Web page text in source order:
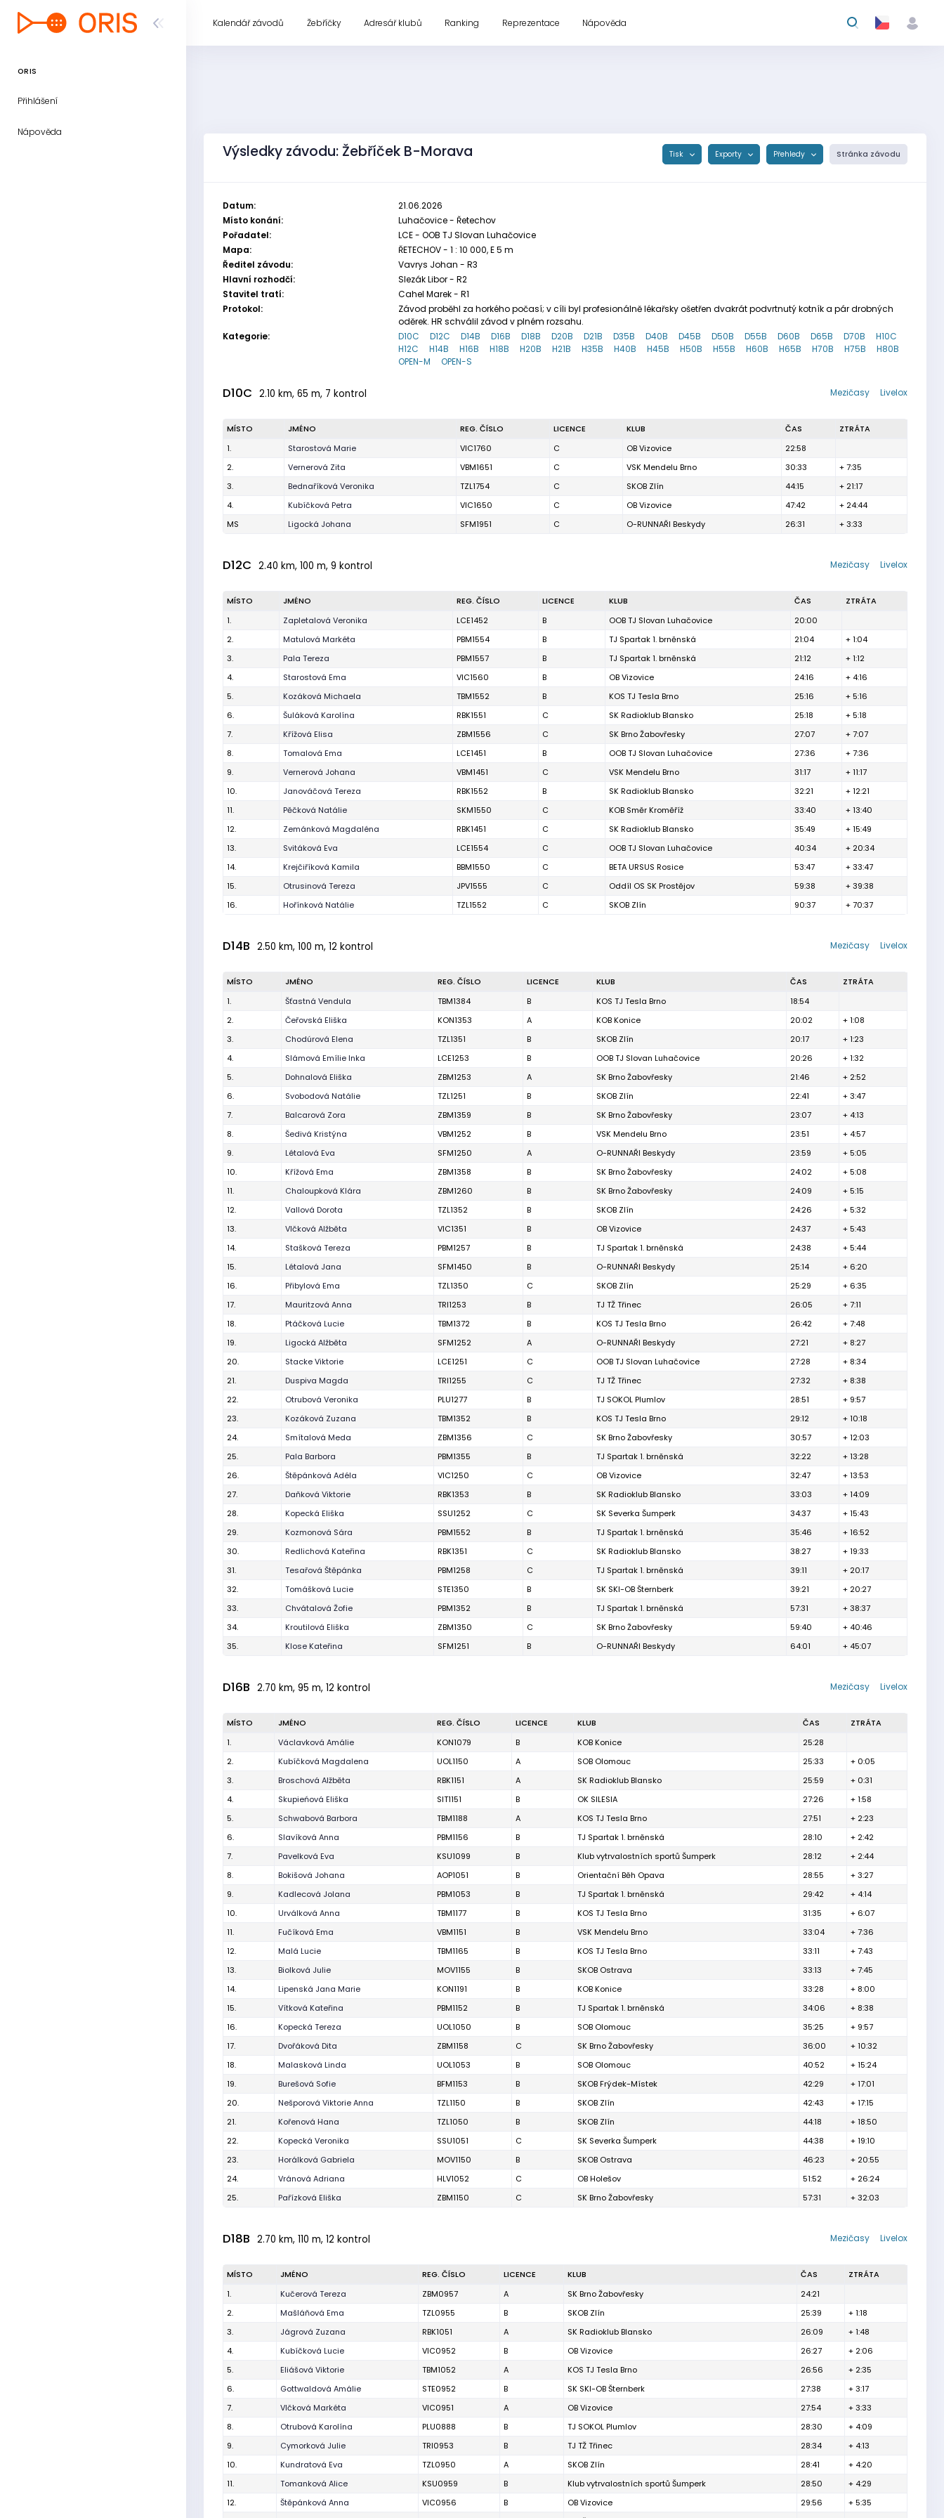
ORIS
Přihlášení
Nápověda
Kalendář závodů Žebříčky Adresář klubů Ranking Reprezentace Nápověda
Výsledky závodu: Žebříček B-Morava Tisk Exporty Přehledy Stránka závodu
Datum:
21.06.2026
Místo konání:
Luhačovice - Řetechov
Pořadatel:
LCE - OOB TJ Slovan Luhačovice
Mapa:
ŘETECHOV - 1 : 10 000, E 5 m
Ředitel závodu:
Vavrys Johan - R3
Hlavní rozhodčí:
Slezák Libor - R2
Stavitel tratí:
Cahel Marek - R1
Protokol:
Závod proběhl za horkého počasí; v cíli byl profesionálně lékařsky ošetřen dvakrát podvrtnutý kotník a pár drobných
oděrek. HR schválil závod v plném rozsahu.
Kategorie:
D10C D12C D14B D16B D18B D20B D21B D35B D40B D45B D50B D55B D60B D65B D70B
H10C
H12C
H14B H16B H18B H20B H21B H35B H40B H45B H50B H55B H60B H65B H70B H75B
H80B
OPEN-M
OPEN-S
D10C 2.10 km, 65 m, 7 kontrol Livelox
Mezičasy
MÍSTO JMÉNO REG. ČÍSLO LICENCE KLUB ČAS
ZTRÁTA
1.
Starostová Marie VIC1760 C OB Vizovice
22:58
2.
Vernerová Zita VBM1651 C VSK Mendelu Brno 30:33
+ 7:35
3.
Bednaříková Veronika TZL1754 C SKOB Zlín 44:15
+ 21:17
4.
Kubíčková Petra VIC1650 C OB Vizovice 47:42
+ 24:44
MS
Ligocká Johana SFM1951 C O-RUNNAŘI Beskydy 26:31 + 3:33
D12C 2.40 km, 100 m, 9 kontrol Livelox
Mezičasy
MÍSTO JMÉNO REG. ČÍSLO LICENCE KLUB ČAS
ZTRÁTA
1.
Zapletalová Veronika LCE1452 B OOB TJ Slovan Luhačovice
20:00
2.
Matulová Markéta PBM1554 B TJ Spartak 1. brněnská 21:04
+ 1:04
3.
Pala Tereza PBM1557 B TJ Spartak 1. brněnská 21:12
+ 1:12
4.
Starostová Ema VIC1560 B OB Vizovice 24:16
+ 4:16
5.
Kozáková Michaela TBM1552 B KOS TJ Tesla Brno 25:16
+ 5:16
6.
Šuláková Karolína RBK1551 C SK Radioklub Blansko 25:18
+ 5:18
7.
Křížová Elisa ZBM1556 C SK Brno Žabovřesky 27:07
+ 7:07
8.
Tomalová Ema LCE1451 B OOB TJ Slovan Luhačovice 27:36
+ 7:36
9.
Vernerová Johana VBM1451 C VSK Mendelu Brno 31:17
+ 11:17
10.
Janováčová Tereza RBK1552 B SK Radioklub Blansko 32:21
+ 12:21
11.
Pěčková Natálie SKM1550 C KOB Směr Kroměříž 33:40
+ 13:40
12.
Zemánková Magdaléna RBK1451 C SK Radioklub Blansko 35:49
+ 15:49
13.
Svitáková Eva LCE1554 C OOB TJ Slovan Luhačovice 40:34
+ 20:34
14.
Krejčiříková Kamila BBM1550 C BETA URSUS Rosice 53:47
+ 33:47
15.
Otrusinová Tereza JPV1555 C Oddíl OS SK Prostějov 59:38
+ 39:38
16.
Hořínková Natálie TZL1552 C SKOB Zlín 90:37 + 70:37
D14B 2.50 km, 100 m, 12 kontrol Livelox
Mezičasy
MÍSTO JMÉNO REG. ČÍSLO LICENCE KLUB ČAS
ZTRÁTA
1.
Šťastná Vendula TBM1384 B KOS TJ Tesla Brno
18:54
2.
Čeřovská Eliška KON1353 A KOB Konice 20:02
+ 1:08
3.
Chodúrová Elena TZL1351 B SKOB Zlín 20:17
+ 1:23
4.
Slámová Emílie Inka LCE1253 B OOB TJ Slovan Luhačovice 20:26
+ 1:32
5.
Dohnalová Eliška ZBM1253 A SK Brno Žabovřesky 21:46
+ 2:52
6.
Svobodová Natálie TZL1251 B SKOB Zlín 22:41
+ 3:47
7.
Balcarová Zora ZBM1359 B SK Brno Žabovřesky 23:07
+ 4:13
8.
Šedivá Kristýna VBM1252 B VSK Mendelu Brno 23:51
+ 4:57
9.
Létalová Eva SFM1250 A O-RUNNAŘI Beskydy 23:59
+ 5:05
10.
Křížová Ema ZBM1358 B SK Brno Žabovřesky 24:02
+ 5:08
11.
Chaloupková Klára ZBM1260 B SK Brno Žabovřesky 24:09
+ 5:15
12.
Vallová Dorota TZL1352 B SKOB Zlín 24:26
+ 5:32
13.
Vlčková Alžběta VIC1351 B OB Vizovice 24:37
+ 5:43
14.
Stašková Tereza PBM1257 B TJ Spartak 1. brněnská 24:38
+ 5:44
15.
Létalová Jana SFM1450 B O-RUNNAŘI Beskydy 25:14
+ 6:20
16.
Přibylová Ema TZL1350 C SKOB Zlín 25:29
+ 6:35
17.
Mauritzová Anna TRI1253 B TJ TŽ Třinec 26:05
+ 7:11
18.
Ptáčková Lucie TBM1372 B KOS TJ Tesla Brno 26:42
+ 7:48
19.
Ligocká Alžběta SFM1252 A O-RUNNAŘI Beskydy 27:21
+ 8:27
20.
Stacke Viktorie LCE1251 C OOB TJ Slovan Luhačovice 27:28
+ 8:34
21.
Duspiva Magda TRI1255 C TJ TŽ Třinec 27:32
+ 8:38
22.
Otrubová Veronika PLU1277 B TJ SOKOL Plumlov 28:51
+ 9:57
23.
Kozáková Zuzana TBM1352 B KOS TJ Tesla Brno 29:12
+ 10:18
24.
Smítalová Meda ZBM1356 C SK Brno Žabovřesky 30:57
+ 12:03
25.
Pala Barbora PBM1355 B TJ Spartak 1. brněnská 32:22
+ 13:28
26.
Štěpánková Adéla VIC1250 C OB Vizovice 32:47
+ 13:53
27.
Daňková Viktorie RBK1353 B SK Radioklub Blansko 33:03
+ 14:09
28.
Kopecká Eliška SSU1252 C SK Severka Šumperk 34:37
+ 15:43
29.
Kozmonová Sára PBM1552 B TJ Spartak 1. brněnská 35:46
+ 16:52
30.
Redlichová Kateřina RBK1351 C SK Radioklub Blansko 38:27
+ 19:33
31.
Tesařová Štěpánka PBM1258 C TJ Spartak 1. brněnská 39:11
+ 20:17
32.
Tomášková Lucie STE1350 B SK SKI-OB Šternberk 39:21
+ 20:27
33.
Chvátalová Žofie PBM1352 B TJ Spartak 1. brněnská 57:31
+ 38:37
34.
Kroutilová Eliška ZBM1350 C SK Brno Žabovřesky 59:40
+ 40:46
35.
Klose Kateřina SFM1251 B O-RUNNAŘI Beskydy 64:01 + 45:07
D16B 2.70 km, 95 m, 12 kontrol Livelox
Mezičasy
MÍSTO JMÉNO REG. ČÍSLO LICENCE KLUB ČAS
ZTRÁTA
1.
Václavková Amálie KON1079 B KOB Konice
25:28
2.
Kubíčková Magdalena UOL1150 A SOB Olomouc 25:33
+ 0:05
3.
Broschová Alžběta RBK1151 A SK Radioklub Blansko 25:59
+ 0:31
4.
Skupieńová Eliška SIT1151 B OK SILESIA 27:26
+ 1:58
5.
Schwabová Barbora TBM1188 A KOS TJ Tesla Brno 27:51
+ 2:23
6.
Slavíková Anna PBM1156 B TJ Spartak 1. brněnská 28:10
+ 2:42
7.
Pavelková Eva KSU1099 B Klub vytrvalostních sportů Šumperk 28:12
+ 2:44
8.
Bokišová Johana AOP1051 B Orientační Běh Opava 28:55
+ 3:27
9.
Kadlecová Jolana PBM1053 B TJ Spartak 1. brněnská 29:42
+ 4:14
10.
Urválková Anna TBM1177 B KOS TJ Tesla Brno 31:35
+ 6:07
11.
Fučíková Ema VBM1151 B VSK Mendelu Brno 33:04
+ 7:36
12.
Malá Lucie TBM1165 B KOS TJ Tesla Brno 33:11
+ 7:43
13.
Biolková Julie MOV1155 B SKOB Ostrava 33:13
+ 7:45
14.
Lipenská Jana Marie KON1191 B KOB Konice 33:28
+ 8:00
15.
Vítková Kateřina PBM1152 B TJ Spartak 1. brněnská 34:06
+ 8:38
16.
Kopecká Tereza UOL1050 B SOB Olomouc 35:25
+ 9:57
17.
Dvořáková Dita ZBM1158 C SK Brno Žabovřesky 36:00
+ 10:32
18.
Malasková Linda UOL1053 B SOB Olomouc 40:52
+ 15:24
19.
Burešová Sofie BFM1153 B SKOB Frýdek-Místek 42:29
+ 17:01
20.
Nešporová Viktorie Anna TZL1150 B SKOB Zlín 42:43
+ 17:15
21.
Kořenová Hana TZL1050 B SKOB Zlín 44:18
+ 18:50
22.
Kopecká Veronika SSU1051 C SK Severka Šumperk 44:38
+ 19:10
23.
Horálková Gabriela MOV1150 B SKOB Ostrava 46:23
+ 20:55
24.
Vránová Adriana HLV1052 C OB Holešov 51:52
+ 26:24
25.
Pařízková Eliška ZBM1150 C SK Brno Žabovřesky 57:31 + 32:03
D18B 2.70 km, 110 m, 12 kontrol Livelox
Mezičasy
MÍSTO JMÉNO REG. ČÍSLO LICENCE KLUB ČAS
ZTRÁTA
1.
Kučerová Tereza ZBM0957 A SK Brno Žabovřesky
24:21
2.
Mašláňová Ema TZL0955 B SKOB Zlín 25:39
+ 1:18
3.
Jágrová Zuzana RBK1051 A SK Radioklub Blansko 26:09
+ 1:48
4.
Kubíčková Lucie VIC0952 B OB Vizovice 26:27
+ 2:06
5.
Eliášová Viktorie TBM1052 A KOS TJ Tesla Brno 26:56
+ 2:35
6.
Gottwaldová Amálie STE0952 B SK SKI-OB Šternberk 27:38
+ 3:17
7.
Vlčková Markéta VIC0951 A OB Vizovice 27:54
+ 3:33
8.
Otrubová Karolína PLU0888 B TJ SOKOL Plumlov 28:30
+ 4:09
9.
Cymorková Julie TRI0953 B TJ TŽ Třinec 28:34
+ 4:13
10.
Kundratová Eva TZL0950 A SKOB Zlín 28:41
+ 4:20
11.
Tomanková Alice KSU0959 B Klub vytrvalostních sportů Šumperk 28:50
+ 4:29
12.
Štěpánková Anna VIC0956 B OB Vizovice 29:56
+ 5:35